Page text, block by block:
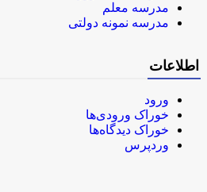
مدرسه معلم
مدرسه نمونه دولتی
اطلاعات
ورود
خوراک ورودی‌ها
خوراک دیدگاه‌ها
وردپرس